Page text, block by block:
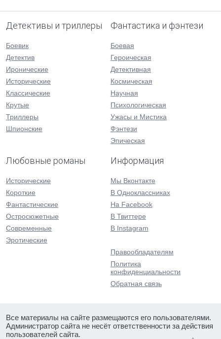
Детективы и триллеры
Боевик
Детектив
Иронические
Исторические
Классические
Крутые
Триллеры
Шпионские
Фантастика и фэнтези
Боевая
Героическая
Детективная
Космическая
Научная
Психологическая
Ужасы и Мистика
Фэнтези
Эпическая
Любовные романы
Исторические
Короткие
Фантастические
Остросюжетные
Современные
Эротические
Информация
Мы Вконтакте
В Одноклассниках
На Facebook
В Твиттере
В Instagram
Правообладателям
Политика
конфиденциальности
Обратная связь
Все материалы на сайте размещаются его пользователями.
Администратор сайта не несёт ответственности за действия
пользователей сайта.